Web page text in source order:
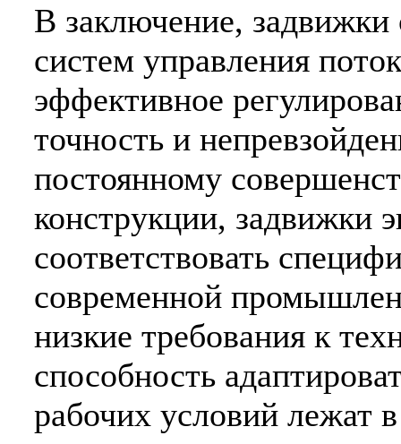
В заключение,
систем управления
эффективное
точность и
постоянному
конструкции, задвижки
соответствовать
современной
низкие требования к
способность
рабочих условий лежат